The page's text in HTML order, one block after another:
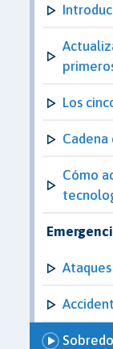
Los
Cadena
Cómo